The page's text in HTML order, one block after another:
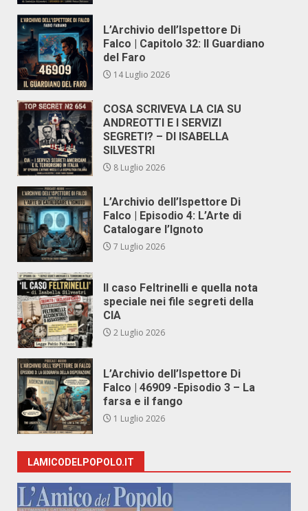
L’Archivio dell’Ispettore Di
Falco | Capitolo 32: Il Guardiano
del Faro
14 Luglio 2026
COSA SCRIVEVA LA CIA SU
ANDREOTTI E I SERVIZI
SEGRETI? – DI ISABELLA
SILVESTRI
8 Luglio 2026
L’Archivio dell’Ispettore Di
Falco | Episodio 4: L’Arte di
Catalogare l’Ignoto
7 Luglio 2026
Il caso Feltrinelli e quella nota
speciale nei file segreti della
CIA
2 Luglio 2026
L’Archivio dell’Ispettore Di
Falco | 46909 -Episodio 3 – La
farsa e il fango
1 Luglio 2026
LAMICODELPOPOLO.IT